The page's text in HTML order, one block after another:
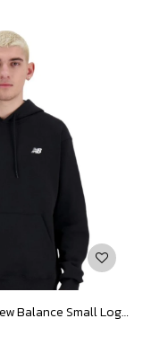
Canguro de Hombre New Balance Small Logo French Terry Hoodie - Negro